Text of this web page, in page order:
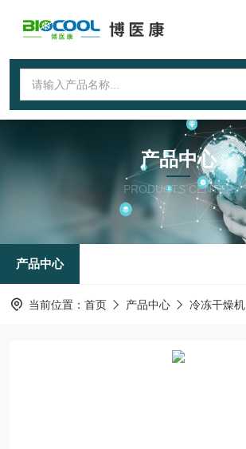
产品中心
PRODUCTS CENTER
产品中心
当前位置： 首页 产品中心 冷冻干燥机